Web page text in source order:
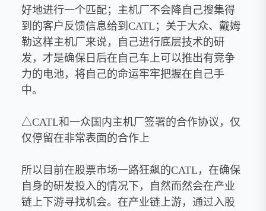
好地进行一个匹配；主机厂不会降自己搜集得
到的客户反馈信息给到CATL；关于大众、戴姆
勒这样主机厂来说，自己进行底层技术的研
发，才是确保日后在自己车上可以推出有竞争
力的电池，将自己的命运牢牢把握在自己手
中。
△CATL和一众国内主机厂签署的合作协议，仅
仅停留在非常表面的合作上
所以目前在股票市场一路狂飙的CATL，在确保
自身的研发投入的情况下，自然而然会在产业
链上下游寻找机会。在产业链上游，通过入股